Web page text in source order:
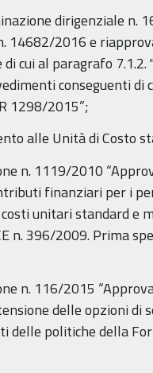
dirigenziale n.
14682/2016 e
cui al paragrafo 7.1.2.
conseguenti
1298/2015”;
alle Unità di Costo
n. 1119/2010
finanziari per i
unitari standard e
n. 396/2009. Prima
n. 116/2015
delle opzioni di
delle politiche della